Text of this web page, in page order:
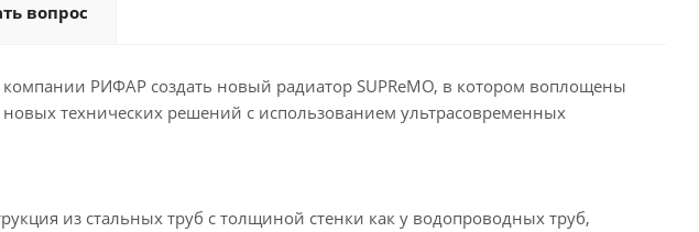
вопрос
РИФАР создать новый радиатор SUPReMO, в котором воплощены
технических решений с использованием ультрасовременных
из стальных труб с толщиной стенки как у водопроводных труб,